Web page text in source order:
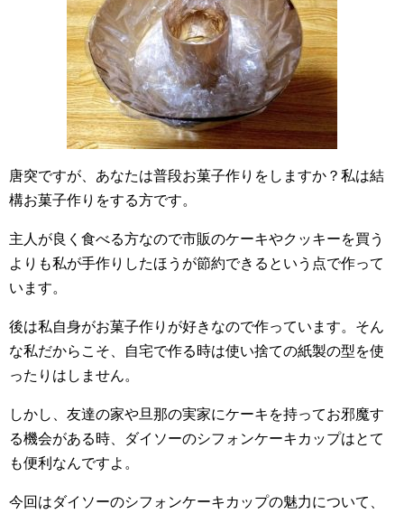
唐突ですが、あなたは普段お菓子作りをしますか？私は結
構お菓子作りをする方です。
主人が良く食べる方なので市販のケーキやクッキーを買う
よりも私が手作りしたほうが節約できるという点で作って
います。
後は私自身がお菓子作りが好きなので作っています。そん
な私だからこそ、自宅で作る時は使い捨ての紙製の型を使
ったりはしません。
しかし、友達の家や旦那の実家にケーキを持ってお邪魔す
る機会がある時、ダイソーのシフォンケーキカップはとて
も便利なんですよ。
今回はダイソーのシフォンケーキカップの魅力について、